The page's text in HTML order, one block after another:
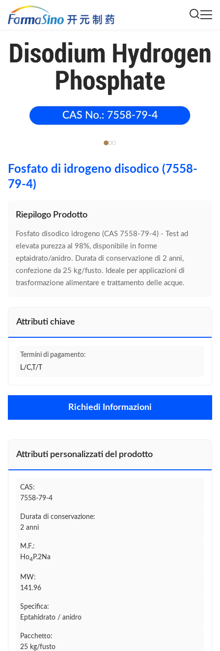
Fosfato di idrogeno disodico (7558-
79-4)
Riepilogo Prodotto
Fosfato disodico idrogeno (CAS 7558-79-4) - Test ad
elevata purezza al 98%, disponibile in forme
eptaidrato/anidro. Durata di conservazione di 2 anni,
confezione da 25 kg/fusto. Ideale per applicazioni di
trasformazione alimentare e trattamento delle acque.
Attributi chiave
Termini di pagamento:
L/C,T/T
Richiedi Informazioni
Attributi personalizzati del prodotto
CAS:
7558-79-4
Durata di conservazione:
2 anni
M.F.:
Ho4P.2Na
MW:
141.96
Specifica:
Eptahidrato / anidro
Pacchetto:
25 kg/fusto